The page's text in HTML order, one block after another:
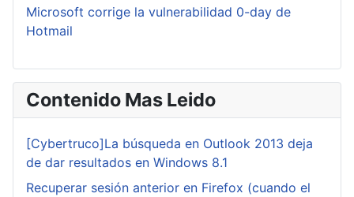
Microsoft corrige la vulnerabilidad 0-day de
Hotmail
Contenido Mas Leido
[Cybertruco]La búsqueda en Outlook 2013 deja
de dar resultados en Windows 8.1
Recuperar sesión anterior en Firefox (cuando el